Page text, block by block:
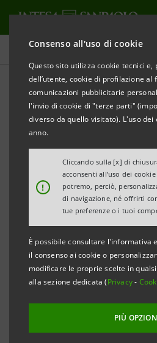
Consenso all'uso di cookie
Questo sito utilizza cookie tecnici e,
dell’utente, cookie di profilazione al
comunicazioni pubblicitarie
l'invio di cookie di "terze parti"
diverso da quello visitato). L'uso dei
anno.
!
Cliccando sulla [x] di
acconsenti all’uso dei
potremo, perciò,
di navigazione, né offrirti
tue preferenze o i tuoi
È possibile consultare l'informativa
il consenso ai cookie o
modificare le proprie scelte in
alla sezione dedicata (Privacy-
PIÙ
Comunicati stampa
STAMPA AGGIORNA
INTESA
LA XIX GIORNATA DI
Sabato 9 febbraio la
per le persone
Nelle farmacie fra i
dell’Associazione
Milano, 7 febbraio 2019–
suo sostegno alla
Farmaco, giunta alla sua XIX